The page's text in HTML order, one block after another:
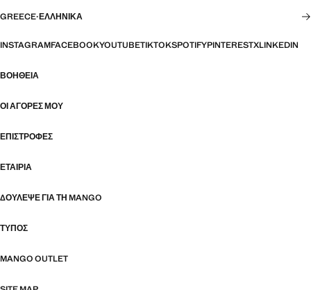
GREECE·ΕΛΛΗΝΙΚΆ
INSTAGRAMFACEBOOKYOUTUBETIKTOKSPOTIFYPINTERESTXLINKEDIN
ΒΟΉΘΕΙΑ
ΟΙ ΑΓΟΡΈΣ ΜΟΥ
ΕΠΙΣΤΡΟΦΈΣ
ΕΤΑΙΡΊΑ
ΔΟΎΛΕΨΕ ΓΙΑ ΤΗ MANGO
ΤΎΠΟΣ
MANGO OUTLET